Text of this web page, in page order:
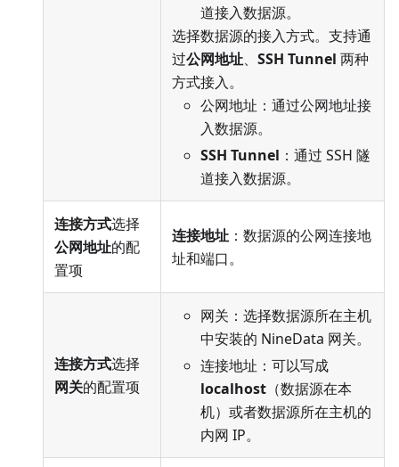
道接入数据源。
选择数据源的接入方式。支持通
过公网地址、 SSH Tunnel 两种
方式接入。
公网地址：通过公网地址接
入数据源。
SSH Tunnel ：通过 SSH 隧
道接入数据源。
连接方式选择
公网地址的配
置项
连接地址 ：数据源的公网连接地
址和端口。
连接方式选择
网关的配置项
网关：选择数据源所在主机
中安装的 NineData 网关。
连接地址：可以写成
localhost （数据源在本
机）或者数据源所在主机的
内网 IP。